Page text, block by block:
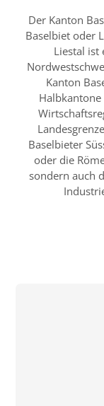
Der Kanton
Baselbiet oder
Liestal ist
Kanton
Baselbieter
oder die
sondern auch